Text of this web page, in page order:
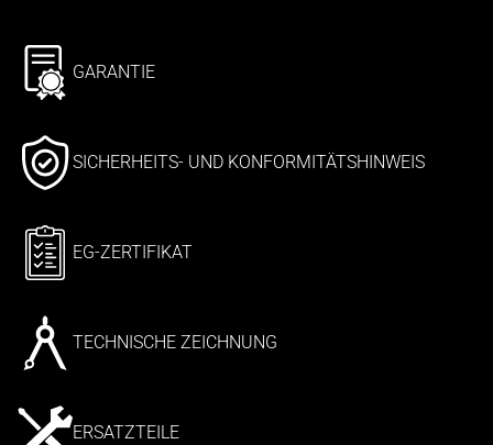
GARANTIE
SICHERHEITS- UND KONFORMITÄTSHINWEIS
EG-ZERTIFIKAT
TECHNISCHE ZEICHNUNG
ERSATZTEILE